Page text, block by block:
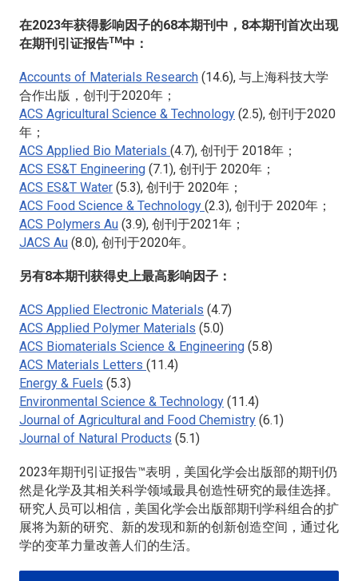
在2023年获得影响因子的68本期刊中，8本期刊首次出现
在期刊引证报告TM中：
Accounts of Materials Research (14.6), 与上海科技大学
合作出版，创刊于2020年；
ACS Agricultural Science & Technology (2.5), 创刊于2020
年；
ACS Applied Bio Materials (4.7), 创刊于 2018年；
ACS ES&T Engineering (7.1), 创刊于 2020年；
ACS ES&T Water (5.3), 创刊于 2020年；
ACS Food Science & Technology (2.3), 创刊于 2020年；
ACS Polymers Au (3.9), 创刊于2021年；
JACS Au (8.0), 创刊于2020年。
另有8本期刊获得史上最高影响因子：
ACS Applied Electronic Materials (4.7)
ACS Applied Polymer Materials (5.0)
ACS Biomaterials Science & Engineering (5.8)
ACS Materials Letters (11.4)
Energy & Fuels (5.3)
Environmental Science & Technology (11.4)
Journal of Agricultural and Food Chemistry (6.1)
Journal of Natural Products (5.1)
2023年期刊引证报告™表明，美国化学会出版部的期刊仍
然是化学及其相关科学领域最具创造性研究的最佳选择。
研究人员可以相信，美国化学会出版部期刊学科组合的扩
展将为新的研究、新的发现和新的创新创造空间，通过化
学的变革力量改善人们的生活。